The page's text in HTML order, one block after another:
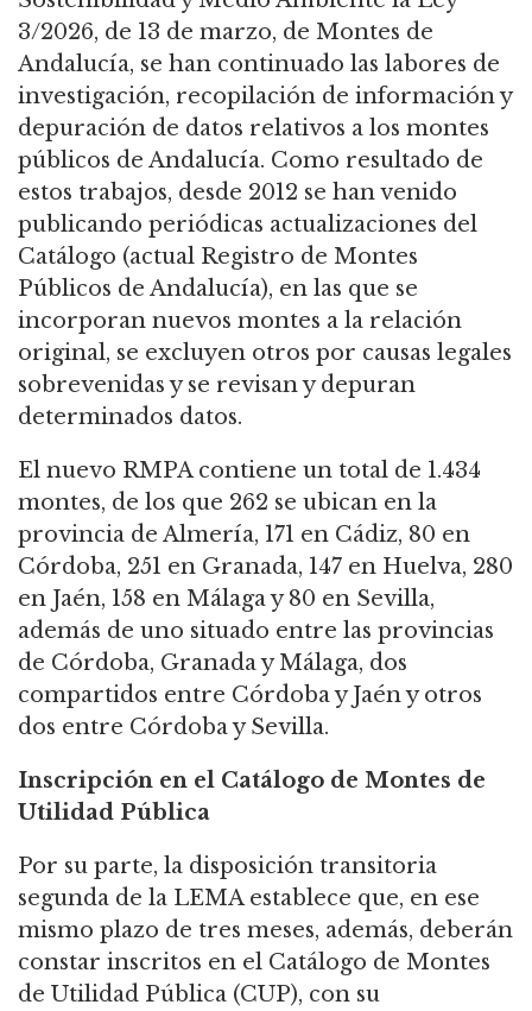
3/2026, de 13 de marzo, de Montes de
Andalucía, se han continuado las labores de
investigación, recopilación de información y
depuración de datos relativos a los montes
públicos de Andalucía. Como resultado de
estos trabajos, desde 2012 se han venido
publicando periódicas actualizaciones del
Catálogo (actual Registro de Montes
Públicos de Andalucía), en las que se
incorporan nuevos montes a la relación
original, se excluyen otros por causas legales
sobrevenidas y se revisan y depuran
determinados datos.
El nuevo RMPA contiene un total de 1.434
montes, de los que 262 se ubican en la
provincia de Almería, 171 en Cádiz, 80 en
Córdoba, 251 en Granada, 147 en Huelva, 280
en Jaén, 158 en Málaga y 80 en Sevilla,
además de uno situado entre las provincias
de Córdoba, Granada y Málaga, dos
compartidos entre Córdoba y Jaén y otros
dos entre Córdoba y Sevilla.
Inscripción en el Catálogo de Montes de
Utilidad Pública
Por su parte, la disposición transitoria
segunda de la LEMA establece que, en ese
mismo plazo de tres meses, además, deberán
constar inscritos en el Catálogo de Montes
de Utilidad Pública (CUP), con su